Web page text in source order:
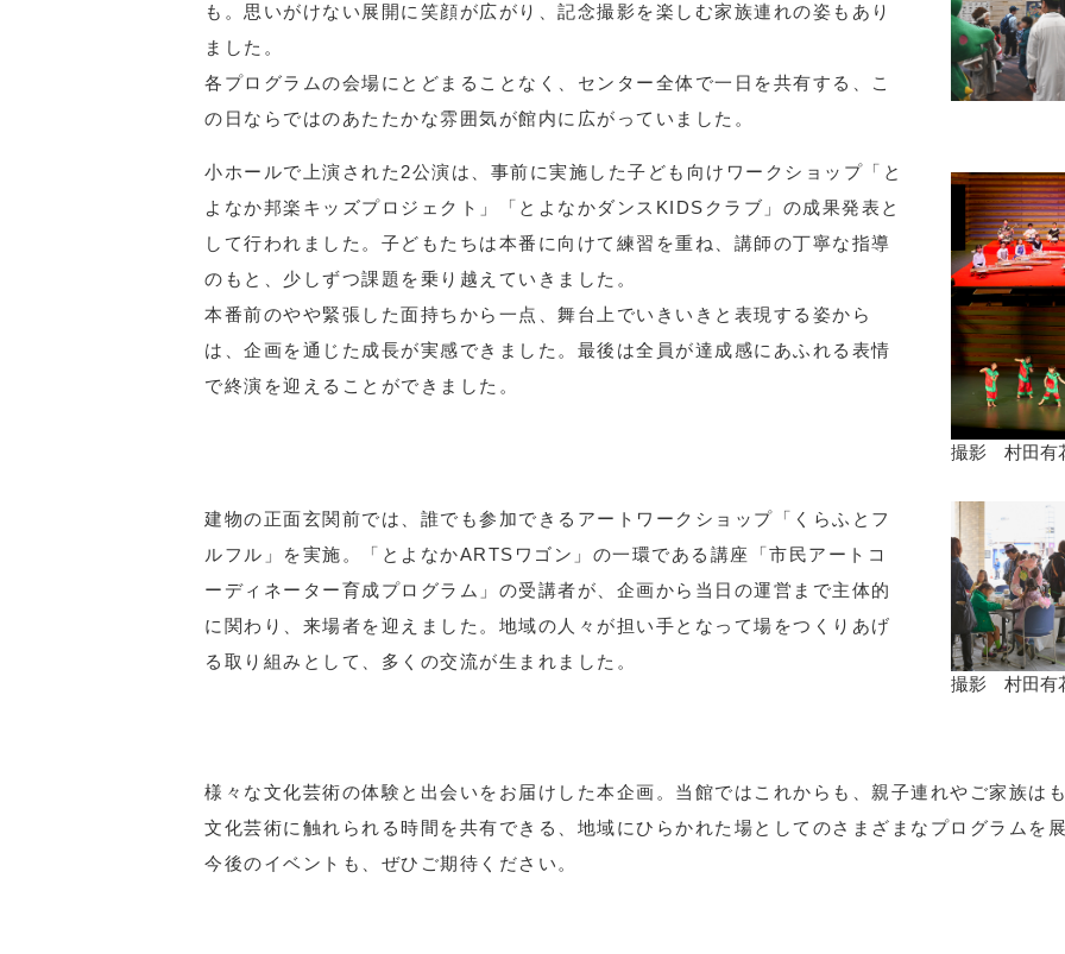
も。思いがけない展開に笑顔が広がり、記念撮影を楽しむ家族連れの姿もあり
ました。
各プログラムの会場にとどまることなく、センター全体で一日を共有する、こ
の日ならではのあたたかな雰囲気が館内に広がっていました。
小ホールで上演された2公演は、事前に実施した子ども向けワークショップ「と
よなか邦楽キッズプロジェクト」「とよなかダンスKIDSクラブ」の成果発表と
して行われました。子どもたちは本番に向けて練習を重ね、講師の丁寧な指導
のもと、少しずつ課題を乗り越えていきました。
本番前のやや緊張した面持ちから一点、舞台上でいきいきと表現する姿から
は、企画を通じた成長が実感できました。最後は全員が達成感にあふれる表情
で終演を迎えることができました。
撮影 村田有
建物の正面玄関前では、誰でも参加できるアートワークショップ「くらふとフ
ルフル」を実施。「とよなかARTSワゴン」の一環である講座「市民アートコ
ーディネーター育成プログラム」の受講者が、企画から当日の運営まで主体的
に関わり、来場者を迎えました。地域の人々が担い手となって場をつくりあげ
る取り組みとして、多くの交流が生まれました。
撮影 村田有
様々な文化芸術の体験と出会いをお届けした本企画。当館ではこれからも、親子連れやご家族は
文化芸術に触れられる時間を共有できる、地域にひらかれた場としてのさまざまなプログラムを
今後のイベントも、ぜひご期待ください。